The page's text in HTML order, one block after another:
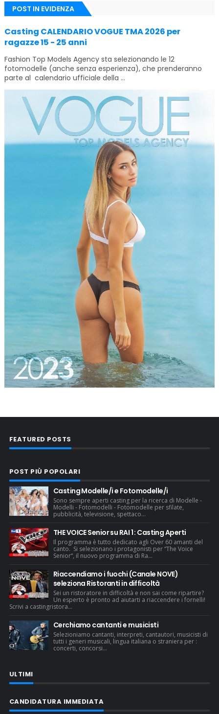
POST IN EVIDENZA
Casting CALENDARIO VOGUE TMA 2026 per
ragazze 15 - 25 anni
Fashion Top Models Agency sta selezionando le 12
fotomodelle (anche senza esperienza), che prenderanno
parte al calendario ufficiale della ...
FEATURED POSTS
POST PIÙ POPOLARI
Casting Modelle/i e Fotomodelle/i
Sono sempre aperti casting per la ricerca di Modelle -
Modelli - Fotomodelli - Fotomodelle per sfilate,
pubblicità, televisione, spettaco...
THE VOICE Senior su RAI 1 : Casting Aperti
Il programma è tutto dedicato agli Over 60 amanti del
canto. Si selezionano i protagonisti per “The Voice
Senior“, il nuovo programma di Ra...
Riaccendiamo i fuochi (Canale NOVE)
seleziona Ristoranti in difficoltà
Sei un ristoratore in difficoltà e non sai come ripartire?
Un esperto è pronto ad aiutarti a riaccendere i fornelli!
Scrivi a castingristora...
Cerchiamo cantanti e musicisti
Selezioniamo cantanti, interpreti, cantautori, musicisti di
tutti i generi musicali, lingua italiana o straniera per :
concerti, concorsi...
ULTIMI
CANDIDATURA IMMEDIATA